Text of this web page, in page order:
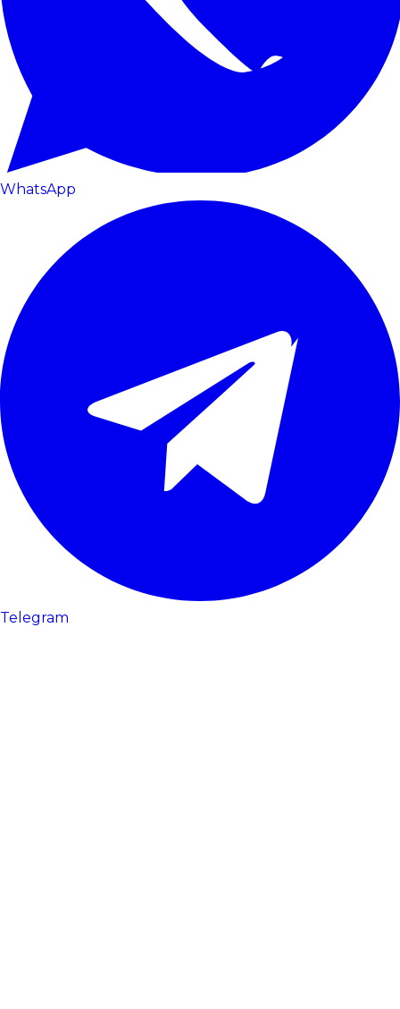
WhatsApp
Telegram